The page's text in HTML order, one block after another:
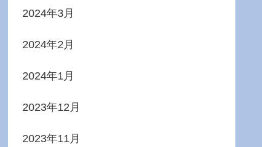
2024年3月
2024年2月
2024年1月
2023年12月
2023年11月